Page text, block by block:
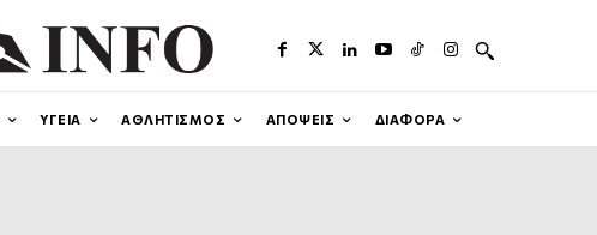
ΥΓΕΙΑ ΑΘΛΗΤΙΣΜΟΣ ΑΠΟΨΕΙΣ ΔΙΑΦΟΡΑ